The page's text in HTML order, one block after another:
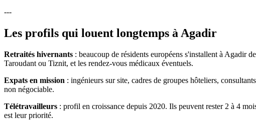
---
Les profils qui louent longtemps à Agadir
Retraités hivernants : beaucoup de résidents européens s'installent à Agadir
Taroudant ou Tiznit, et les rendez-vous médicaux éventuels.
Expats en mission : ingénieurs sur site, cadres de groupes hôteliers,
non négociable.
Télétravailleurs : profil en croissance depuis 2020. Ils peuvent rester 2 à 4
est leur priorité.